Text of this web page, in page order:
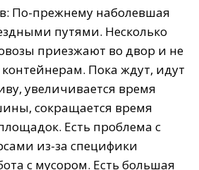
По-прежнему наболевшая
путями. Несколько
приезжают во двор и не
контейнерам. Пока ждут, идут
увеличивается время
сокращается время
Есть проблема с
из-за специфики
с мусором. Есть большая